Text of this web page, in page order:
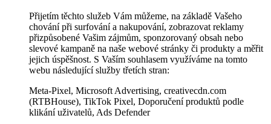
Přijetím těchto služeb Vám můžeme, na základě Vašeho
chování při surfování a nakupování, zobrazovat reklamy
přizpůsobené Vašim zájmům, sponzorovaný obsah nebo
slevové kampaně na naše webové stránky či produkty a měřit
jejich úspěšnost. S Vaším souhlasem využíváme na tomto
webu následující služby třetích stran:
Meta-Pixel, Microsoft Advertising, creativecdn.com
(RTBHouse), TikTok Pixel, Doporučení produktů podle
klikání uživatelů, Ads Defender